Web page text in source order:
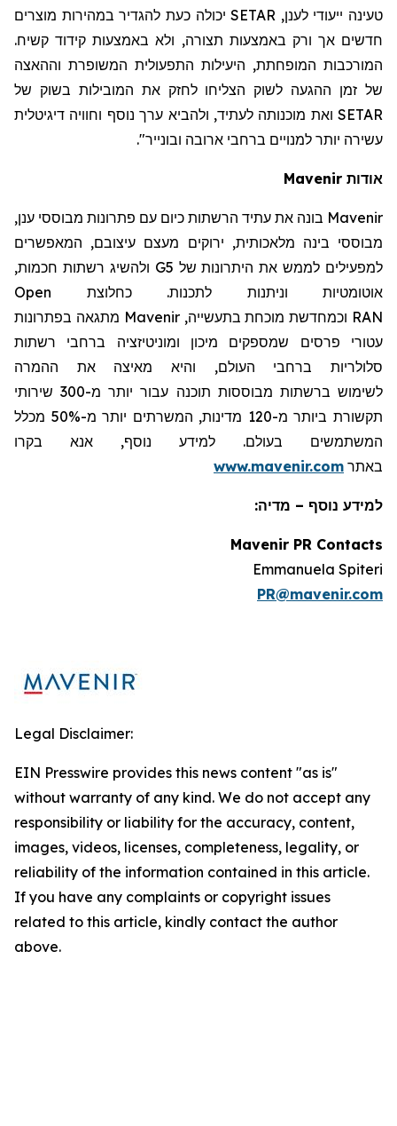
טעינה ייעודי לענן, SETARיכולה כעת להגדיר במהירות מוצרים
חדשים אך ורק באמצעות תצורה, ולא באמצעות קידוד קשיח.
המורכבות המופחתת, היעילות התפעולית המשופרת וההאצה
של זמן ההגעה לשוק הצליחו לחזק את המובילות בשוק של
SETAR ואת מוכנותה לעתיד, ולהביא ערך נוסף וחוויה דיגיטלית
עשירה יותר למנויים ברחבי ארובה ובונייר".
אודות Mavenir
Mavenir בונה את עתיד הרשתות כיום עם פתרונות מבוססי ענן,
מבוססי בינה מלאכותית, ירוקים מעצם עיצובם, המאפשרים
למפעילים לממש את היתרונות של 5
G ולהשיג רשתות חכמות,
אוטומטיות וניתנות לתכנות. כחלוצת Open
RAN וכמחדשת מוכחת בתעשייה,Mavenir מתגאה בפתרונות
עטורי פרסים שמספקים מיכון ומוניטיזציה ברחבי רשתות
סלולריות ברחבי העולם, והיא מאיצה את ההמרה
לשימוש ברשתות מבוססות תוכנה עבור יותר מ-300 שירותי
תקשורת ביותר מ-120 מדינות, המשרתים יותר מ-50% מכלל
המשתמשים בעולם. למידע נוסף, אנא בקרו
באתר www.mavenir.com
למידע נוסף – מדיה:
Mavenir PR Contacts
Emmanuela Spiteri
PR@mavenir.com
Legal Disclaimer:
EIN Presswire provides this news content "as is"
without warranty of any kind. We do not accept any
responsibility or liability for the accuracy, content,
images, videos, licenses, completeness, legality, or
reliability of the information contained in this article.
If you have any complaints or copyright issues
related to this article, kindly contact the author
above.